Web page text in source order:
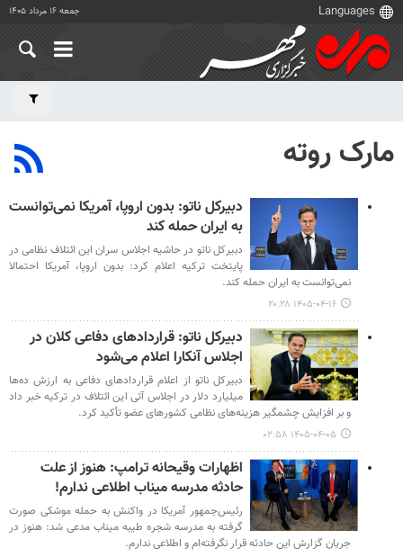
جمعه ۱۶ مرداد ۱۴۰۵
مارک روته
دبیرکل ناتو: بدون اروپا، آمریکا نمی‌توانست
به ایران حمله کند
دبیرکل ناتو در حاشیه اجلاس سران این ائتلاف نظامی در
پایتخت ترکیه اعلام کرد: بدون اروپا، آمریکا احتمالا
نمی‌توانست به ایران حمله کند.
۱۴۰۵-۰۴-۱۶ ۲۰:۲۸
دبیرکل ناتو: قراردادهای دفاعی کلان در
اجلاس آنکارا اعلام می‌شود
دبیرکل ناتو از اعلام قراردادهای دفاعی به ارزش ده‌ها
میلیارد دلار در اجلاس آتی این ائتلاف در ترکیه خبر داد
و بر افزایش چشمگیر هزینه‌های نظامی کشورهای عضو تأکید کرد.
۱۴۰۵-۰۴-۰۵ ۰۲:۵۸
اظهارات وقیحانه ترامپ: هنوز از علت
حادثه مدرسه میناب اطلاعی ندارم!
رئیس‌جمهور آمریکا در واکنش به حمله موشکی صورت
گرفته به مدرسه شجره طیبه میناب مدعی شد: هنوز در
جریان گزارش این حادثه قرار نگرفته‌ام و اطلاعی ندارم.